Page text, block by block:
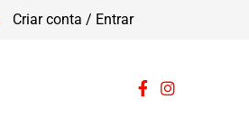
Criar conta / Entrar